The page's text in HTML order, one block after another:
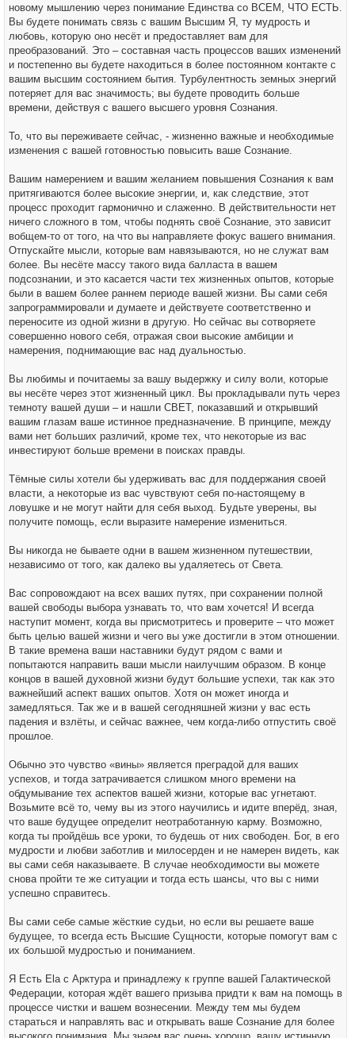
новому мышлению через понимание Единства со ВСЕМ, ЧТО ЕСТЬ.
Вы будете понимать связь с вашим Высшим Я, ту мудрость и
любовь, которую оно несёт и предоставляет вам для
преобразований. Это – составная часть процессов ваших изменений
и постепенно вы будете находиться в более постоянном контакте с
вашим высшим состоянием бытия. Турбулентность земных энергий
потеряет для вас значимость; вы будете проводить больше
времени, действуя с вашего высшего уровня Сознания.
То, что вы переживаете сейчас, - жизненно важные и необходимые
изменения с вашей готовностью повысить ваше Сознание.
Вашим намерением и вашим желанием повышения Сознания к вам
притягиваются более высокие энергии, и, как следствие, этот
процесс проходит гармонично и слаженно. В действительности нет
ничего сложного в том, чтобы поднять своё Сознание, это зависит
вобщем-то от того, на что вы направляете фокус вашего внимания.
Отпускайте мысли, которые вам навязываются, но не служат вам
более. Вы несёте массу такого вида балласта в вашем
подсознании, и это касается части тех жизненных опытов, которые
были в вашем более раннем периоде вашей жизни. Вы сами себя
запрограммировали и думаете и действуете соответственно и
переносите из одной жизни в другую. Но сейчас вы сотворяете
совершенно нового себя, отражая свои высокие амбиции и
намерения, поднимающие вас над дуальностью.
Вы любимы и почитаемы за вашу выдержку и силу воли, которые
вы несёте через этот жизненный цикл. Вы прокладывали путь через
темноту вашей души – и нашли СВЕТ, показавший и открывший
вашим глазам ваше истинное предназначение. В принципе, между
вами нет больших различий, кроме тех, что некоторые из вас
инвестируют больше времени в поисках правды.
Тёмные силы хотели бы удерживать вас для поддержания своей
власти, а некоторые из вас чувствуют себя по-настоящему в
ловушке и не могут найти для себя выход. Будьте уверены, вы
получите помощь, если выразите намерение измениться.
Вы никогда не бываете одни в вашем жизненном путешествии,
независимо от того, как далеко вы удаляетесь от Света.
Вас сопровождают на всех ваших путях, при сохранении полной
вашей свободы выбора узнавать то, что вам хочется! И всегда
наступит момент, когда вы присмотритесь и проверите – что может
быть целью вашей жизни и чего вы уже достигли в этом отношении.
В такие времена ваши наставники будут рядом с вами и
попытаются направить ваши мысли наилучшим образом. В конце
концов в вашей духовной жизни будут большие успехи, так как это
важнейший аспект ваших опытов. Хотя он может иногда и
замедляться. Так же и в вашей сегодняшней жизни у вас есть
падения и взлёты, и сейчас важнее, чем когда-либо отпустить своё
прошлое.
Обычно это чувство «вины» является преградой для ваших
успехов, и тогда затрачивается слишком много времени на
обдумывание тех аспектов вашей жизни, которые вас угнетают.
Возьмите всё то, чему вы из этого научились и идите вперёд, зная,
что ваше будущее определит неотработанную карму. Возможно,
когда ты пройдёшь все уроки, то будешь от них свободен. Бог, в его
мудрости и любви заботлив и милосерден и не намерен видеть, как
вы сами себя наказываете. В случае необходимости вы можете
снова пройти те же ситуации и тогда есть шансы, что вы с ними
успешно справитесь.
Вы сами себе самые жёсткие судьи, но если вы решаете ваше
будущее, то всегда есть Высшие Сущности, которые помогут вам с
их большой мудростью и пониманием.
Я Есть Ela с Арктура и принадлежу к группе вашей Галактической
Федерации, которая ждёт вашего призыва придти к вам на помощь в
процессе чистки и вашем вознесении. Между тем мы будем
стараться и направлять вас и открывать ваше Сознание для более